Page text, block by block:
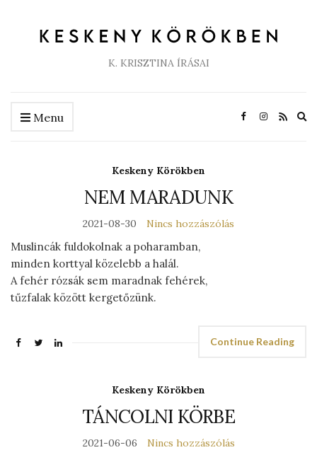
K. KRISZTINA ÍRÁSAI
Menu
Keskeny Körökben
NEM MARADUNK
2021-08-30 Nincs hozzászólás
Muslincák fuldokolnak a poharamban,
minden korttyal közelebb a halál.
A fehér rózsák sem maradnak fehérek,
tűzfalak között kergetőzünk.
Continue Reading
Keskeny Körökben
TÁNCOLNI KÖRBE
2021-06-06 Nincs hozzászólás